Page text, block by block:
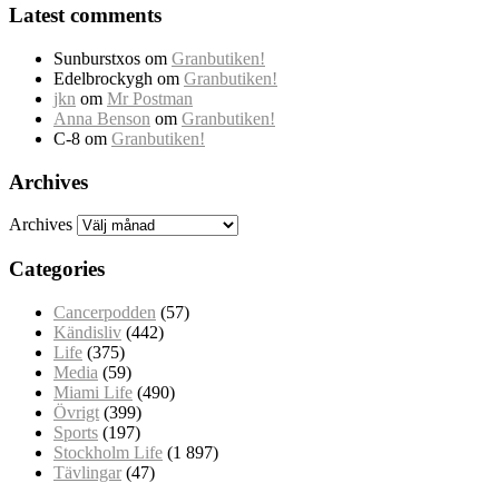
Latest comments
Sunburstxos om Granbutiken!
Edelbrockygh om Granbutiken!
jkn om Mr Postman
Anna Benson om Granbutiken!
C-8 om Granbutiken!
Archives
Archives
Categories
Cancerpodden (57)
Kändisliv (442)
Life (375)
Media (59)
Miami Life (490)
Övrigt (399)
Sports (197)
Stockholm Life (1 897)
Tävlingar (47)